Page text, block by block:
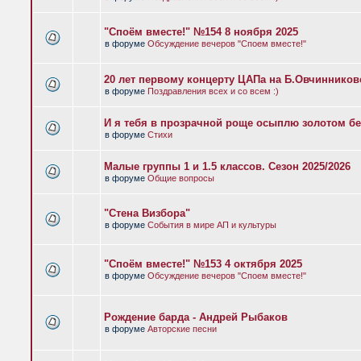
"Споём вместе!" №154 8 ноября 2025
в форуме Обсуждение вечеров "Споем вместе!"
20 лет первому концерту ЦАПа на
в форуме Поздравления всех и со всем :)
И я тебя в прозрачной роще осыплю золотом
в форуме Стихи
Малые группы 1 и 1.5 классов. Сезон 2025/2026
в форуме Общие вопросы
"Стена Визбора"
в форуме События в мире АП и культуры
"Споём вместе!" №153 4 октября 2025
в форуме Обсуждение вечеров "Споем вместе!"
Рождение барда - Андрей Рыбаков
в форуме Авторские песни